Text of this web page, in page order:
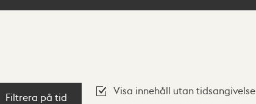
Filtrera på tid
Visa innehåll utan tidsangivelse